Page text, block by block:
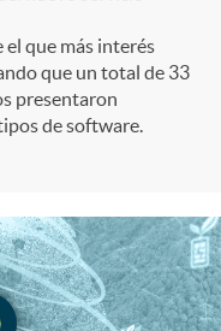
que más interés
que un total de 33
presentaron
de software.